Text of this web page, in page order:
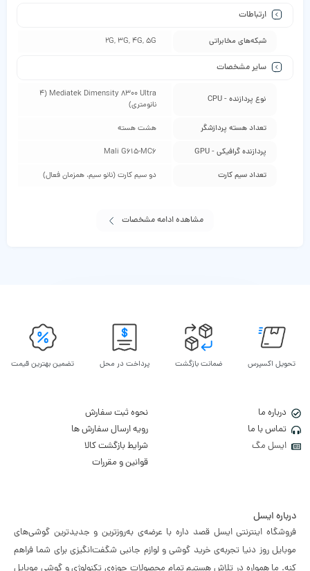
ارتباطات
شبکه‌های مخابراتی 2G, 3G, 4G, 5G
سایر مشخصات
نوع پردازنده - CPU
Mediatek Dimensity 8300 Ultra (4
نانومتری)
تعداد هسته پردازشگر هشت هسته
پردازنده گرافیکی - GPU Mali G615-MC6
تعداد سیم کارت دو سیم کارت (نانو سیم، همزمان فعال)
مشاهده ادامه مشخصات
تحویل اکسپرس ضمانت بازگشت پرداخت در محل تضمین بهترین قیمت
درباره ما
تماس با ما
ایسل مگ
نحوه ثبت سفارش
رویه ارسال سفارش ها
شرایط بازگشت کالا
قوانین و مقررات
درباره ایسل
فروشگاه اینترنتی ایسل قصد داره با عرضه‌ی به‌روزترین و جدیدترین گوشی‌های
موبایل روز دنیا تجربه‌ی خرید گوشی و لوازم جانبی شگفت‌انگیزی برای شما فراهم